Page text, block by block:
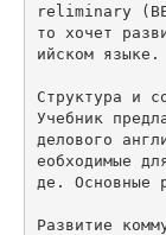
reliminary
то хочет
ийском языке.
Структура и
Учебник
делового
еобходимые
де. Основные
Развитие